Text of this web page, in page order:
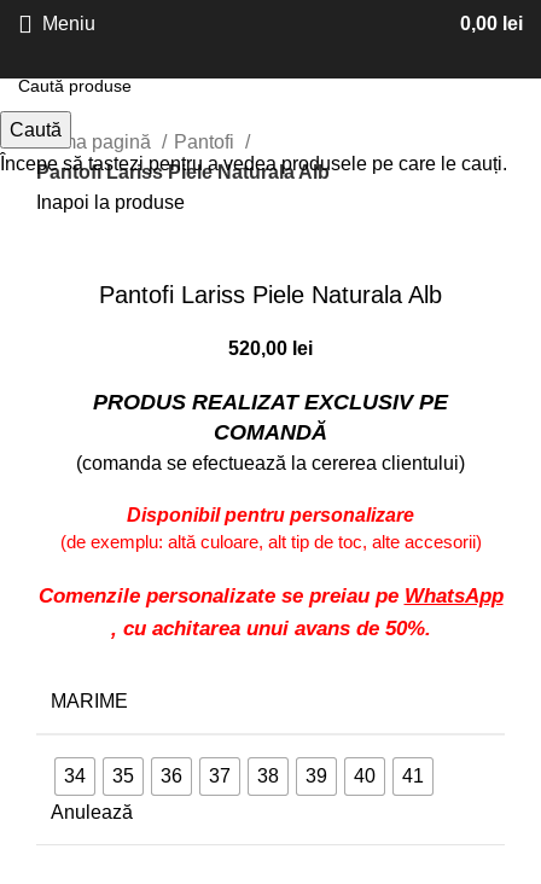
Meniu 0,00 lei
Prima pagină
Pantofi
Pantofi Lariss Piele Naturala Alb
Inapoi la produse
Pantofi Lariss Piele Naturala Alb
520,00 lei
PRODUS REALIZAT EXCLUSIV PE
COMANDĂ
(comanda se efectuează la cererea clientului)
Disponibil pentru personalizare
(de exemplu: altă culoare, alt tip de toc, alte accesorii)
Comenzile personalizate se preiau pe WhatsApp
, cu achitarea unui avans de 50%.
MARIME
34 35 36 37 38 39 40
41
Anulează
Caută
Începe să tastezi pentru a vedea produsele pe care le cauți.